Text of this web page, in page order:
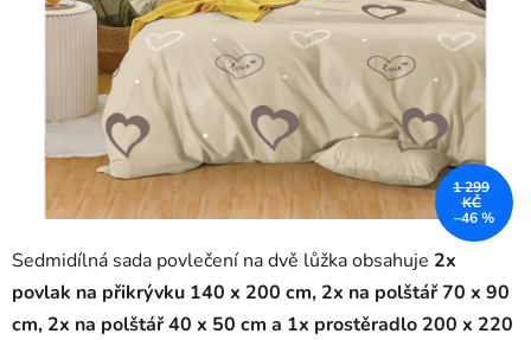
Sedmidílná sada povlečení na dvě lůžka obsahuje 2x
povlak na přikrývku 140 x 200 cm, 2x na polštář 70 x 90
cm, 2x na polštář 40 x 50 cm a 1x prostěradlo 200 x 220
1 299
KČ
–46 %